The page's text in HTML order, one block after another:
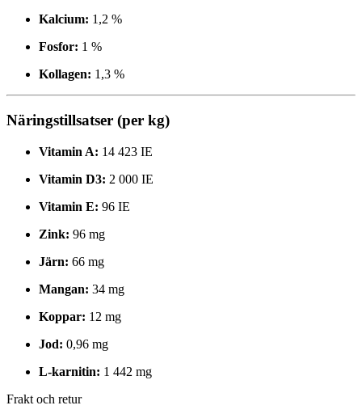
Kalcium: 1,2 %
Fosfor: 1 %
Kollagen: 1,3 %
Näringstillsatser (per kg)
Vitamin A: 14 423 IE
Vitamin D3: 2 000 IE
Vitamin E: 96 IE
Zink: 96 mg
Järn: 66 mg
Mangan: 34 mg
Koppar: 12 mg
Jod: 0,96 mg
L-karnitin: 1 442 mg
Frakt och retur